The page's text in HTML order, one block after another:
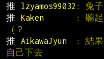
推
lzyamos99032 : 兔
推
Kaken
: 聽起
（？
推
AikawaJyun
: 結果
自己下去